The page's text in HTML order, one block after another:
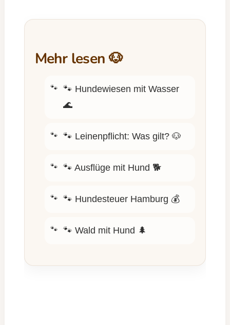
Mehr lesen 🐶
🐾 Hundewiesen mit Wasser
🌊
🐾 Leinenpflicht: Was gilt? 🐶
🐾 Ausflüge mit Hund 🐕
🐾 Hundesteuer Hamburg 💰
🐾 Wald mit Hund 🌲